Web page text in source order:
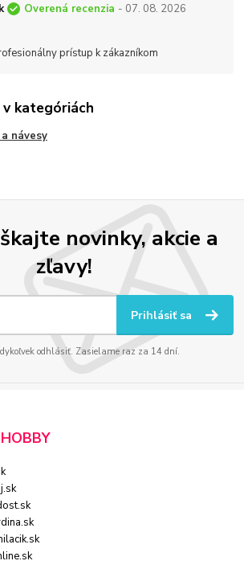
Overená recenzia - 07. 08. 2026
prístup k zákazníkom
kategóriách
návesy
novinky, akcie a
zľavy!
Prihlásiť sa
odhlásiť. Zasielame raz za 14 dní.